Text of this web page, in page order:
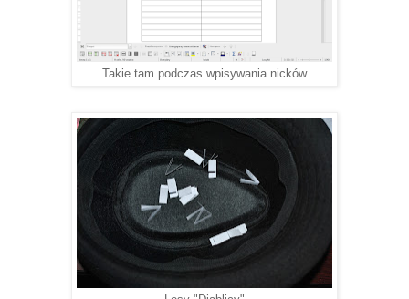
Takie tam podczas wpisywania nicków